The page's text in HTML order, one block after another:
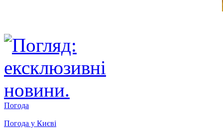
Погода
Погода у Києві